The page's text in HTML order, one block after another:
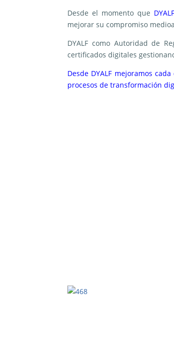
Desde el momento que DYALF
mejorar su compromiso
DYALF como Autoridad de
certificados digitales
Desde DYALF mejoramos
procesos de transformación